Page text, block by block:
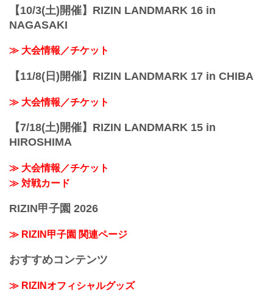
【10/3(土)開催】RIZIN LANDMARK 16 in
NAGASAKI
≫ 大会情報／チケット
【11/8(日)開催】RIZIN LANDMARK 17 in CHIBA
≫ 大会情報／チケット
【7/18(土)開催】RIZIN LANDMARK 15 in
HIROSHIMA
≫ 大会情報／チケット
≫ 対戦カード
RIZIN甲子園 2026
≫ RIZIN甲子園 関連ページ
おすすめコンテンツ
≫ RIZINオフィシャルグッズ